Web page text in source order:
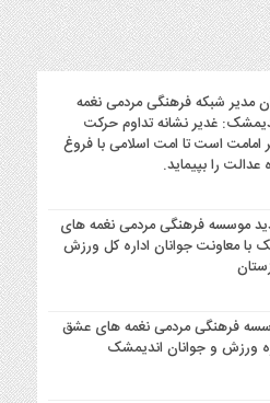
مدیر شبکه فرهنگی مردمی نغمه
غدیر نشانه تداوم حرکت
امامت است تا امت اسلامی با فروغ
عدالت را بپیماید.
موسسه فرهنگی مردمی نغمه های
با معاونت جوانان اداره کل ورزش
فرهنگی مردمی نغمه های عشق
ورزش و جوانان اندیمشک